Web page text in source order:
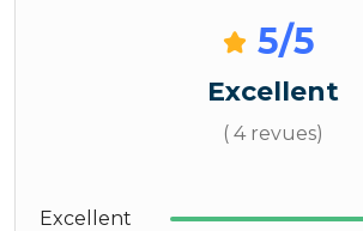
5/5
Excellent
( 4 revues)
Excellent